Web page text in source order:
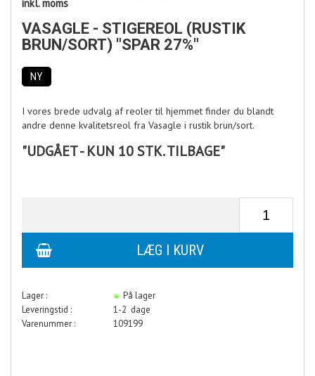
inkl. moms
VASAGLE - STIGEREOL (RUSTIK
BRUN/SORT) "SPAR 27%"
NY
I vores brede udvalg af reoler til hjemmet finder du blandt
andre denne kvalitetsreol fra Vasagle i rustik brun/sort.
"UDGÅET - KUN 10 STK. TILBAGE"
Lager :
På lager
Leveringstid :
1-2 dage
Varenummer :
109199